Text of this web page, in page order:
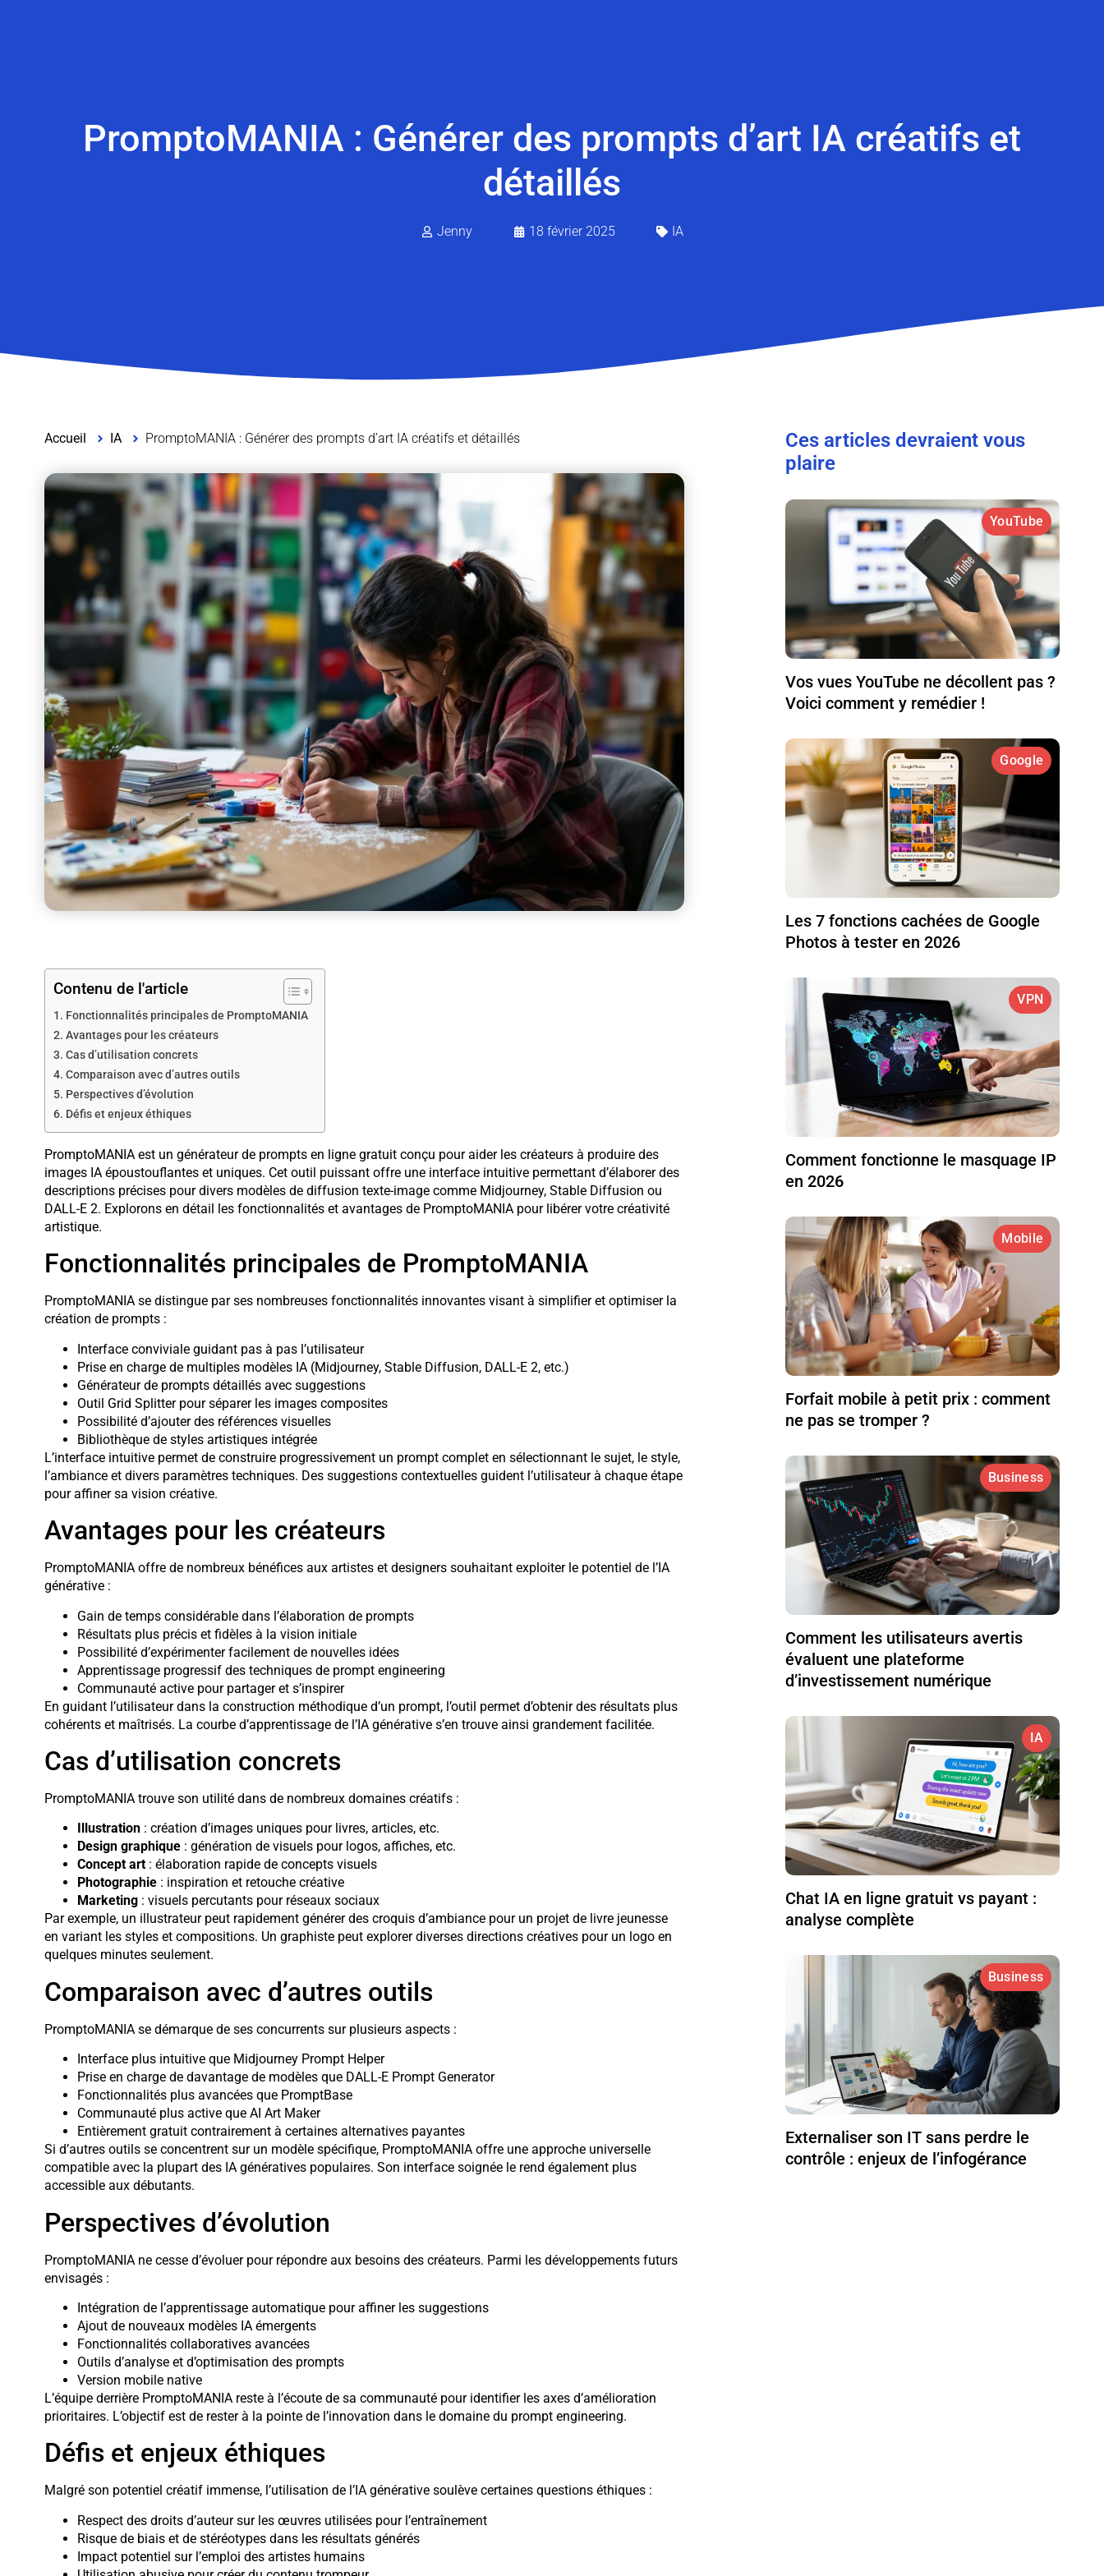
PromptoMANIA : Générer des prompts d’art IA créatifs et
détaillés
Jenny 18 février 2025 IA
Accueil IA PromptoMANIA : Générer des prompts d’art IA créatifs et détaillés
Contenu de l'article
Fonctionnalités principales de PromptoMANIA
Avantages pour les créateurs
Cas d’utilisation concrets
Comparaison avec d’autres outils
Perspectives d’évolution
Défis et enjeux éthiques
PromptoMANIA est un générateur de prompts en ligne gratuit conçu pour aider les créateurs à produire des
images IA époustouflantes et uniques. Cet outil puissant offre une interface intuitive permettant d’élaborer des
descriptions précises pour divers modèles de diffusion texte-image comme Midjourney, Stable Diffusion ou
DALL-E 2. Explorons en détail les fonctionnalités et avantages de PromptoMANIA pour libérer votre créativité
artistique.
Fonctionnalités principales de PromptoMANIA
PromptoMANIA se distingue par ses nombreuses fonctionnalités innovantes visant à simplifier et optimiser la
création de prompts :
Interface conviviale guidant pas à pas l’utilisateur
Prise en charge de multiples modèles IA (Midjourney, Stable Diffusion, DALL-E 2, etc.)
Générateur de prompts détaillés avec suggestions
Outil Grid Splitter pour séparer les images composites
Possibilité d’ajouter des références visuelles
Bibliothèque de styles artistiques intégrée
L’interface intuitive permet de construire progressivement un prompt complet en sélectionnant le sujet, le style,
l’ambiance et divers paramètres techniques. Des suggestions contextuelles guident l’utilisateur à chaque étape
pour affiner sa vision créative.
Avantages pour les créateurs
PromptoMANIA offre de nombreux bénéfices aux artistes et designers souhaitant exploiter le potentiel de l’IA
générative :
Gain de temps considérable dans l’élaboration de prompts
Résultats plus précis et fidèles à la vision initiale
Possibilité d’expérimenter facilement de nouvelles idées
Apprentissage progressif des techniques de prompt engineering
Communauté active pour partager et s’inspirer
En guidant l’utilisateur dans la construction méthodique d’un prompt, l’outil permet d’obtenir des résultats plus
cohérents et maîtrisés. La courbe d’apprentissage de l’IA générative s’en trouve ainsi grandement facilitée.
Cas d’utilisation concrets
PromptoMANIA trouve son utilité dans de nombreux domaines créatifs :
Illustration: création d’images uniques pour livres, articles, etc.
Design graphique: génération de visuels pour logos, affiches, etc.
Concept art: élaboration rapide de concepts visuels
Photographie: inspiration et retouche créative
Marketing: visuels percutants pour réseaux sociaux
Par exemple, un illustrateur peut rapidement générer des croquis d’ambiance pour un projet de livre jeunesse
en variant les styles et compositions. Un graphiste peut explorer diverses directions créatives pour un logo en
quelques minutes seulement.
Comparaison avec d’autres outils
PromptoMANIA se démarque de ses concurrents sur plusieurs aspects :
Interface plus intuitive que Midjourney Prompt Helper
Prise en charge de davantage de modèles que DALL-E Prompt Generator
Fonctionnalités plus avancées que PromptBase
Communauté plus active que AI Art Maker
Entièrement gratuit contrairement à certaines alternatives payantes
Si d’autres outils se concentrent sur un modèle spécifique, PromptoMANIA offre une approche universelle
compatible avec la plupart des IA génératives populaires. Son interface soignée le rend également plus
accessible aux débutants.
Perspectives d’évolution
PromptoMANIA ne cesse d’évoluer pour répondre aux besoins des créateurs. Parmi les développements futurs
envisagés :
Intégration de l’apprentissage automatique pour affiner les suggestions
Ajout de nouveaux modèles IA émergents
Fonctionnalités collaboratives avancées
Outils d’analyse et d’optimisation des prompts
Version mobile native
L’équipe derrière PromptoMANIA reste à l’écoute de sa communauté pour identifier les axes d’amélioration
prioritaires. L’objectif est de rester à la pointe de l’innovation dans le domaine du prompt engineering.
Défis et enjeux éthiques
Malgré son potentiel créatif immense, l’utilisation de l’IA générative soulève certaines questions éthiques :
Respect des droits d’auteur sur les œuvres utilisées pour l’entraînement
Risque de biais et de stéréotypes dans les résultats générés
Impact potentiel sur l’emploi des artistes humains
Ces articles devraient vous
plaire
YouTube
Vos vues YouTube ne décollent pas ?
Voici comment y remédier !
Google
Les 7 fonctions cachées de Google
Photos à tester en 2026
VPN
Comment fonctionne le masquage IP
en 2026
Mobile
Forfait mobile à petit prix : comment
ne pas se tromper ?
Business
Comment les utilisateurs avertis
évaluent une plateforme
d’investissement numérique
IA
Chat IA en ligne gratuit vs payant :
analyse complète
Business
Externaliser son IT sans perdre le
contrôle : enjeux de l’infogérance